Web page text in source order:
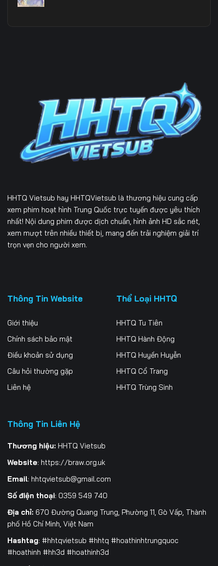
208
222
223 224 225
226 227 228
229 230
235 236 237
238 239 240
241
HHTQ Vietsub hay HHTQVietsub là thương hiệu cung cấp
xem phim hoạt hình Trung Quốc trực tuyến được yêu thích
nhất! Nội dung phim được dịch chuẩn, hình ảnh HD sắc nét,
xem mượt trên nhiều thiết bị, mang đến trải nghiệm giải trí
trọn vẹn cho người xem.
Thông Tin Website
Giới thiệu
Chính sách bảo mật
Điều khoản sử dụng
Câu hỏi thường gặp
Liên hệ
Thể Loại HHTQ
HHTQ Tu Tiên
HHTQ Hành Động
HHTQ Huyền Huyễn
HHTQ Cổ Trang
HHTQ Trùng Sinh
Thông Tin Liên Hệ
Thương hiệu: HHTQ Vietsub
Website: https://braw.org.uk
Email: hhtqvietsub@gmail.com
Số điện thoại: 0359 549 740
Địa chỉ: 670 Đường Quang Trung, Phường 11, Gò Vấp, Thành
phố Hồ Chí Minh, Việt Nam
Hashtag: #hhtqvietsub #hhtq #hoathinhtrungquoc
#hoathinh #hh3d #hoathinh3d